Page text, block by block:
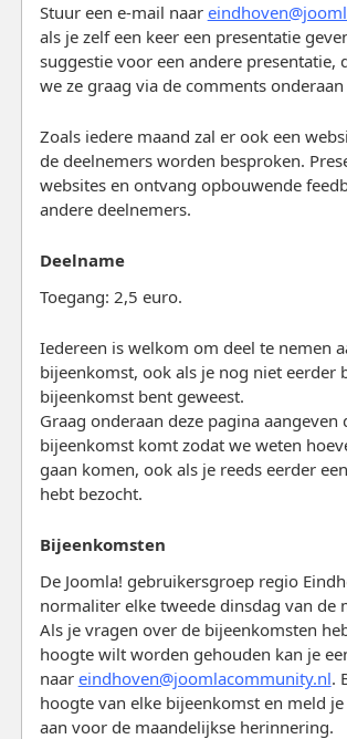
Stuur een e-mail naar
als je zelf een keer een presentatie
suggestie voor een andere presentatie,
we ze graag via de comments
Zoals iedere maand zal er ook een
de deelnemers worden besproken.
websites en ontvang opbouwende
andere deelnemers.
Deelname
Toegang: 2,5 euro.
Iedereen is welkom om deel te nemen
bijeenkomst, ook als je nog niet eerder
bijeenkomst bent geweest.
Graag onderaan deze pagina aangeven
bijeenkomst komt zodat we weten
gaan komen, ook als je reeds eerder
hebt bezocht.
Bijeenkomsten
De Joomla! gebruikersgroep regio
normaliter elke tweede dinsdag van de
Als je vragen over de bijeenkomsten
hoogte wilt worden gehouden kan je
naar eindhoven@joomlacommunity.nl.
hoogte van elke bijeenkomst en meld
aan voor de maandelijkse herinnering.